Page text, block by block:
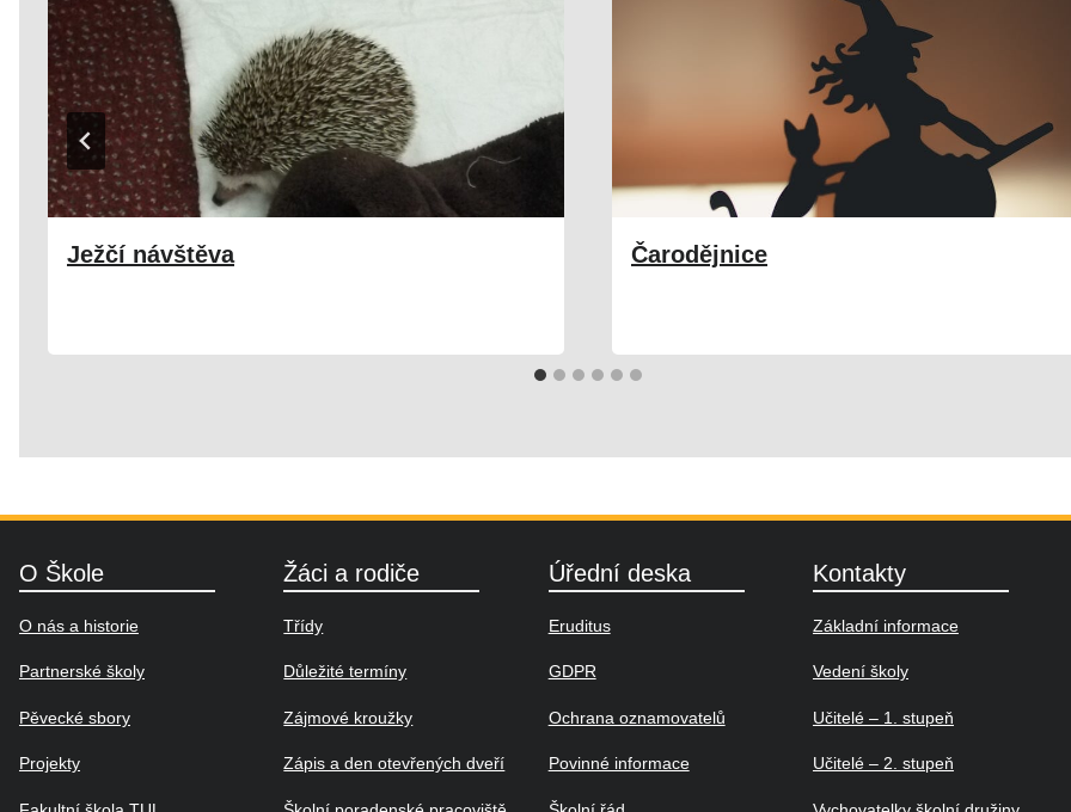
Ježčí návštěva Čarodějnice
O Škole
O nás a historie
Partnerské školy
Pěvecké sbory
Projekty
Žáci a rodiče
Třídy
Důležité termíny
Zájmové kroužky
Zápis a den otevřených dveří
Úřední deska
Eruditus
GDPR
Ochrana oznamovatelů
Povinné informace
Kontakty
Základní informace
Vedení školy
Učitelé – 1. stupeň
Učitelé – 2. stupeň